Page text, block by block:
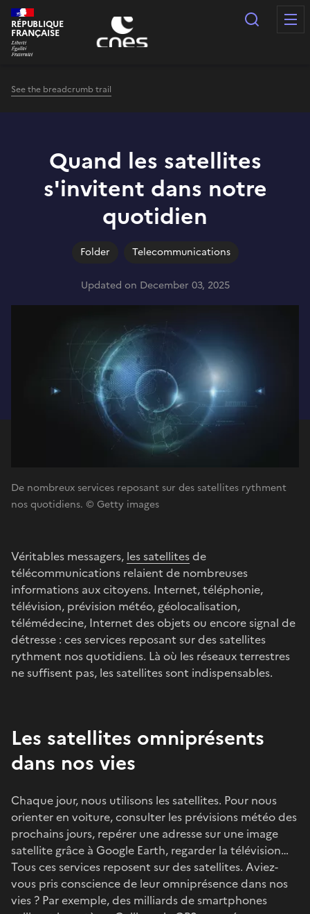
Cookies management panel
RÉPUBLIQUE
FRANÇAISE
Search
See the breadcrumb trail
Quand les satellites
s'invitent dans notre
quotidien
Folder Telecommunications
Updated on December 03, 2025
De nombreux services reposant sur des satellites rythment
nos quotidiens. © Getty images
Véritables messagers, les satellitesde
télécommunications relaient de nombreuses
informations aux citoyens. Internet, téléphonie,
télévision, prévision météo, géolocalisation,
télémédecine, Internet des objets ou encore signal de
détresse : ces services reposant sur des satellites
rythment nos quotidiens. Là où les réseaux terrestres
ne suffisent pas, les satellites sont indispensables.
Les satellites omniprésents
dans nos vies
Chaque jour, nous utilisons les satellites. Pour nous
orienter en voiture, consulter les prévisions météo des
prochains jours, repérer une adresse sur une image
satellite grâce à Google Earth, regarder la télévision…
Tous ces services reposent sur des satellites. Aviez-
vous pris conscience de leur omniprésence dans nos
vies ? Par exemple, des milliards de smartphones